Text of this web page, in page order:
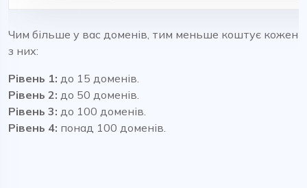
Чим більше у вас доменів, тим меньше коштує кожен
з них:
Рівень 1: до 15 доменів.
Рівень 2: до 50 доменів.
Рівень 3: до 100 доменів.
Рівень 4: понад 100 доменів.